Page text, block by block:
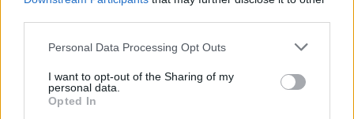
Please note that this website/app uses one or more Google
not limited to your visit or usage behaviour. You may click to
grant or deny consent to Google and its third-party tags to
use your data for below specified purposes in below Google
Personal Data Processing Opt Outs
I want to opt-out of the Sharing of my
personal data.
Opted In
k p
Delta Center